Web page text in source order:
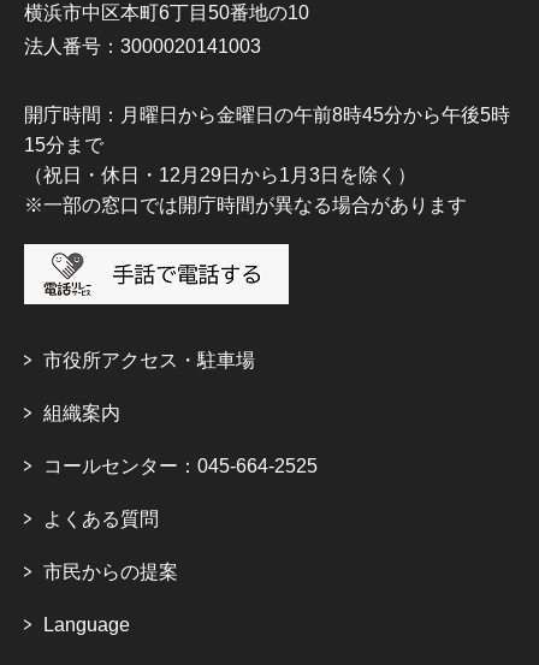
横浜市中区本町6丁目50番地の10
法人番号：3000020141003
開庁時間：月曜日から金曜日の午前8時45分から午後5時
15分まで
（祝日・休日・12月29日から1月3日を除く）
※一部の窓口では開庁時間が異なる場合があります
市役所アクセス・駐車場
組織案内
コールセンター：045-664-2525
よくある質問
市民からの提案
Language